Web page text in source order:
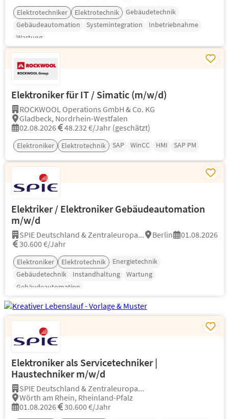
Elektrotechniker Elektrotechnik
Gebäudetechnik
Gebäudeautomation
Systemintegration
Inbetriebnahme
Wartung
Elektroniker für IT / Simatic (m/w/d)
ROCKWOOL Operations GmbH & Co. KG
Gladbeck, Nordrhein-Westfalen
02.08.2026
48.232 €/Jahr (geschätzt)
Elektroniker Elektrotechnik SAP WinCC HMI SAP PM
Elektriker / Elektroniker Gebäudeautomation
m/w/d
SPIE Deutschland & Zentraleuropa... Berlin
01.08.2026
30.600 €/Jahr
Elektroniker Elektrotechnik
Energietechnik
Gebäudetechnik
Instandhaltung
Wartung
Gebäudeautomation
Elektroniker als Servicetechniker |
Haustechniker m/w/d
SPIE Deutschland & Zentraleuropa...
Wörth am Rhein, Rheinland-Pfalz
01.08.2026
30.600 €/Jahr